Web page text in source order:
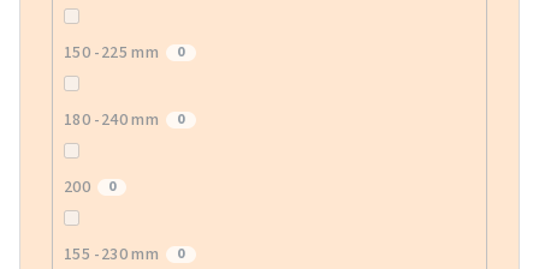
150 -225 mm 0
180 -240 mm 0
200 0
155 -230 mm 0